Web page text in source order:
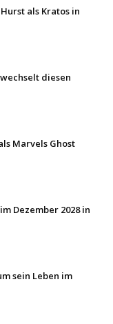
als Kratos in
diesen
Marvels Ghost
Dezember 2028 in
sein Leben im